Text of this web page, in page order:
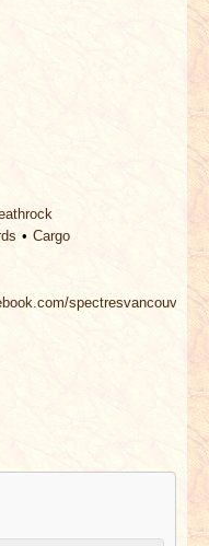
Cargo
spectresvancouver